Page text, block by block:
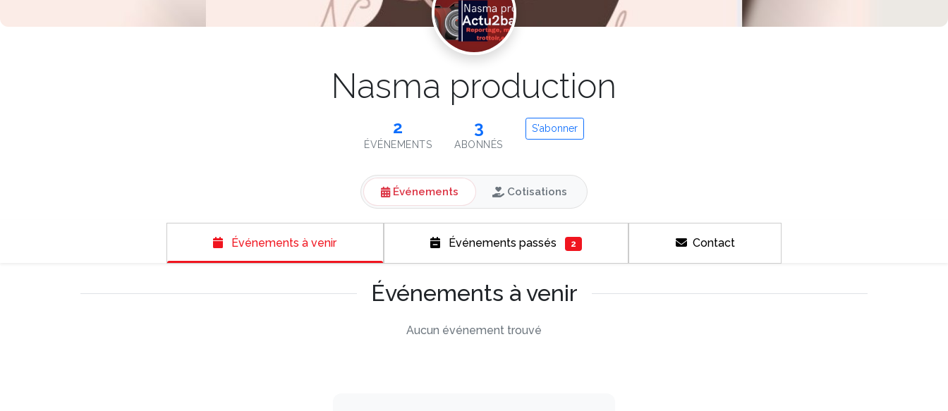
Nasma production
2
ÉVÉNEMENTS
3
ABONNÉS
S'abonner
Événements Cotisations
Événements à venir Événements passés 2 Contact
Événements à venir
Aucun événement trouvé